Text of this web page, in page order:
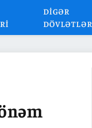
DIGƏR
DÖVLƏTLƏR